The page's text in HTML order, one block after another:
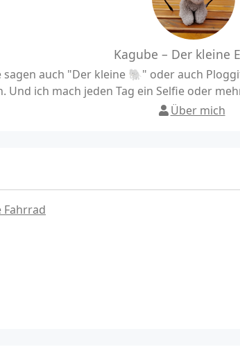
Kagube – Der kleine
auch "Der kleine 🐘" oder auch
Und ich mach jeden Tag ein Selfie oder
Über mich
Fahrrad